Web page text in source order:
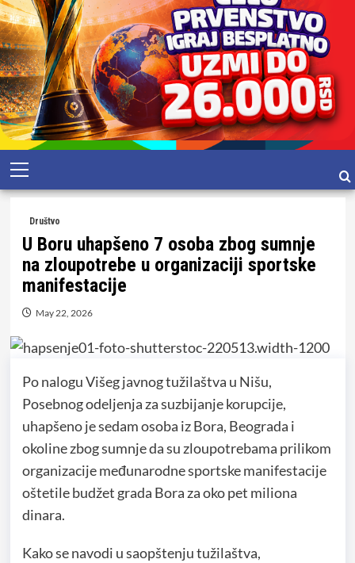
Skip
to
content
Primary
Menu
Društvo
U Boru uhapšeno 7 osoba zbog sumnje
na zloupotrebe u organizaciji sportske
manifestacije
May 22, 2026
Po nalogu Višeg javnog tužilaštva u Nišu,
Posebnog odeljenja za suzbijanje korupcije,
uhapšeno je sedam osoba iz Bora, Beograda i
okoline zbog sumnje da su zloupotrebama prilikom
organizacije međunarodne sportske manifestacije
oštetile budžet grada Bora za oko pet miliona
dinara.
Kako se navodi u saopštenju tužilaštva,